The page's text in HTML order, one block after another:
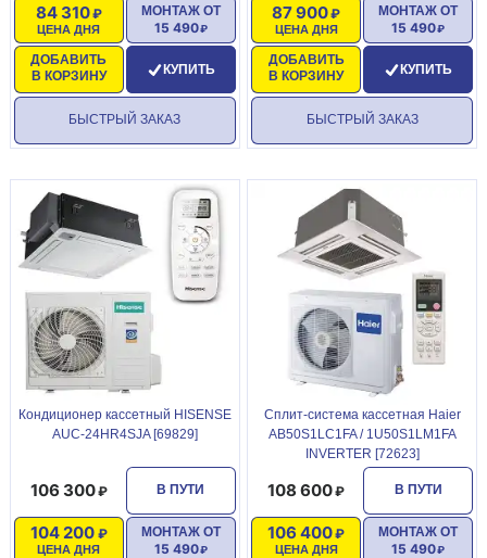
ЦЕНА ДНЯ
84 310
ДОБАВИТЬ
В КОРЗИНУ
МОНТАЖ ОТ
15 490
КУПИТЬ
БЫСТРЫЙ ЗАКАЗ
ЦЕНА ДНЯ
87 900
ДОБАВИТЬ
В КОРЗИНУ
МОНТАЖ ОТ
15 490
КУПИТЬ
БЫСТРЫЙ ЗАКАЗ
Кондиционер кассетный HISENSE
AUC-24HR4SJA [69829]
В ПУТИ
106 300
ЦЕНА ДНЯ
104 200 МОНТАЖ ОТ
15 490
Сплит-система кассетная Haier
AB50S1LC1FA / 1U50S1LM1FA
INVERTER [72623]
В ПУТИ
108 600
ЦЕНА ДНЯ
106 400 МОНТАЖ ОТ
15 490